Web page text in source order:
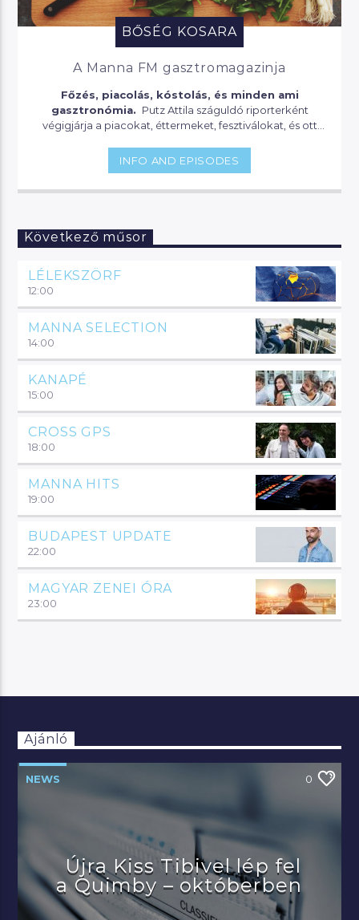
BŐSÉG KOSARA
A Manna FM gasztromagazinja
Főzés, piacolás, kóstolás, és minden ami
gasztronómia.
végigjárja a piacokat, éttermeket, fesztiválokat, és ott
az ízlelőbimbóinkra hatással lehet.
INFO AND EPISODES
Következő műsor
LÉLEKSZÖRF
12:00
MANNA SELECTION
14:00
KANAPÉ
15:00
CROSS GPS
18:00
MANNA HITS
19:00
BUDAPEST UPDATE
22:00
MAGYAR ZENEI ÓRA
23:00
Ajánló
NEWS 0
Újra Kiss Tibivel lép fel
a Quimby – októberben